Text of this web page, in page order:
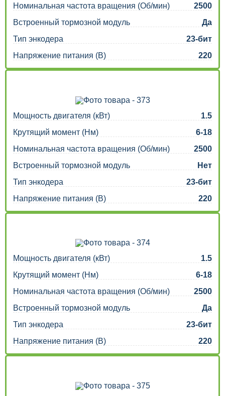
Номинальная частота вращения (Об/мин)
2500
Встроенный тормозной модуль
Да
Тип энкодера
23-бит
Напряжение питания (В)
220
Мощность двигателя (кВт)
1.5
Крутящий момент (Нм)
6-18
Номинальная частота вращения (Об/мин)
2500
Встроенный тормозной модуль
Нет
Тип энкодера
23-бит
Напряжение питания (В)
220
Мощность двигателя (кВт)
1.5
Крутящий момент (Нм)
6-18
Номинальная частота вращения (Об/мин)
2500
Встроенный тормозной модуль
Да
Тип энкодера
23-бит
Напряжение питания (В)
220